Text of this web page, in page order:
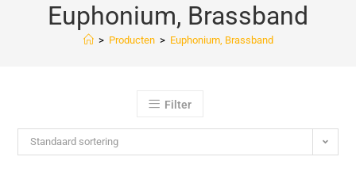
Euphonium, Brassband
> Producten > Euphonium, Brassband
Filter
Standaard sortering